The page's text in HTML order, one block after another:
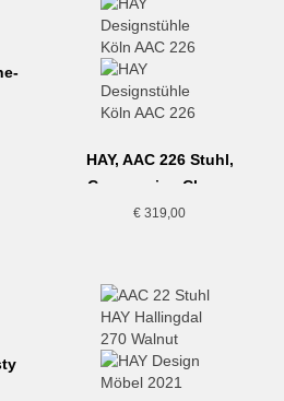
HAY, AAC 226 Stuhl,
Cremeweiss-Chrom
€ 319,00